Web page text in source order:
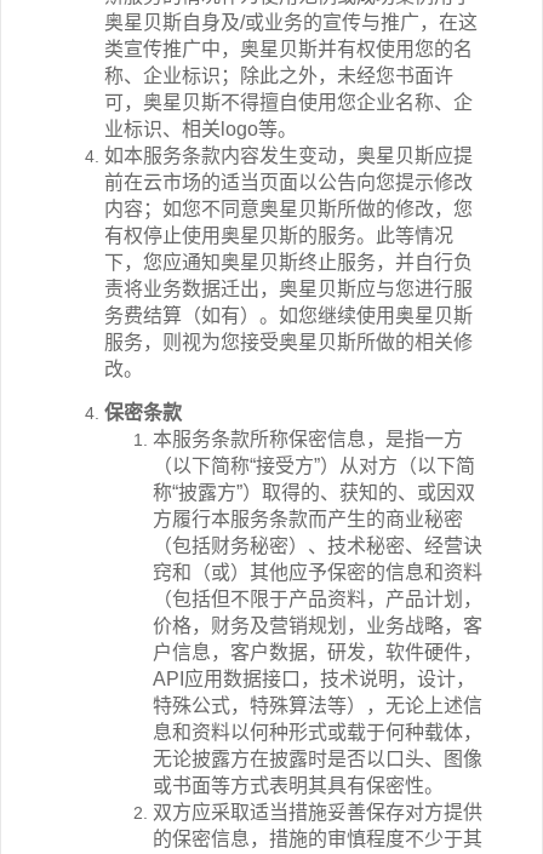
奥星贝斯自身及/或业务的宣传与推广，在这
类宣传推广中，奥星贝斯并有权使用您的名
称、企业标识；除此之外，未经您书面许
可，奥星贝斯不得擅自使用您企业名称、企
业标识、相关 logo等。
如本服务条款内容发生变动，奥星贝斯应提
前在云市场的适当页面以公告向您提示修改
内容；如您不同意奥星贝斯所做的修改，您
有权停止使用奥星贝斯的服务。此等情况
下，您应通知奥星贝斯终止服务，并自行负
责将业务数据迁出，奥星贝斯应与您进行服
务费结算（如有）。如您继续使用奥星贝斯
服务，则视为您接受奥星贝斯所做的相关修
改。
保密条款
本服务条款所称保密信息，是指一方
（以下简称“接受方”）从对方（以下简
称“披露方”）取得的、获知的、或因双
方履行本服务条款而产生的商业秘密
（包括财务秘密）、技术秘密、经营诀
窍和（或）其他应予保密的信息和资料
（包括但不限于产品资料，产品计划，
价格，财务及营销规划，业务战略，客
户信息，客户数据，研发，软件硬件，
API 应用数据接口，技术说明，设计，
特殊公式，特殊算法等），无论上述信
息和资料以何种形式或载于何种载体，
无论披露方在披露时是否以口头、图像
或书面等方式表明其具有保密性。
双方应采取适当措施妥善保存对方提供
的保密信息，措施的审慎程度不少于其